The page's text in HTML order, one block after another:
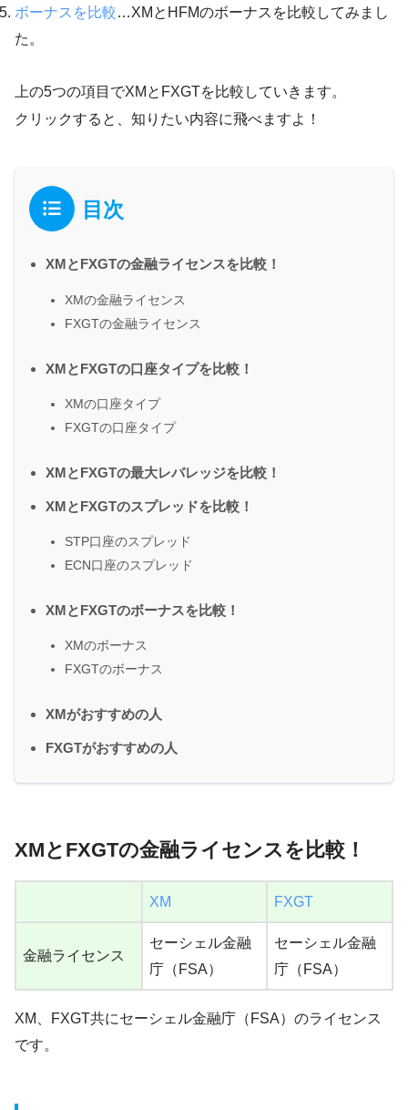
ボーナスを比較…XMとHFMのボーナスを比較してみまし
た。
上の5つの項目でXMとFXGTを比較していきます。
クリックすると、知りたい内容に飛べますよ！
目次
XMとFXGTの金融ライセンスを比較！
XMの金融ライセンス
FXGTの金融ライセンス
XMとFXGTの口座タイプを比較！
XMの口座タイプ
FXGTの口座タイプ
XMとFXGTの最大レバレッジを比較！
XMとFXGTのスプレッドを比較！
STP口座のスプレッド
ECN口座のスプレッド
XMとFXGTのボーナスを比較！
XMのボーナス
FXGTのボーナス
XMがおすすめの人
FXGTがおすすめの人
XMとFXGTの金融ライセンスを比較！
XM FXGT
金融ライセンス
セーシェル金融
庁（FSA）
セーシェル金融
庁（FSA）
XM、FXGT共にセーシェル金融庁（FSA）のライセンス
です。